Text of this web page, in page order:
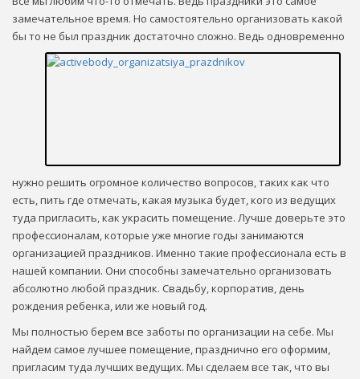
замечательное время. Но самостоятельно организовать какой
бы то не был праздник достаточно сложно. Ведь одновременно
нужно решить огромное количество вопросов, таких как что
есть, пить где отмечать, какая музыка будет, кого из ведущих
туда пригласить, как украсить помещение. Лучше доверьте это
профессионалам, которые уже многие годы занимаются
организацией праздников. Именно такие профессионала есть в
нашей компании. Они способны замечательно организовать
абсолютно любой праздник. Свадьбу, корпоратив, день
рождения ребенка, или же новый год.
Мы полностью берем все заботы по организации на себе. Мы
найдем самое лучшее помещение, празднично его оформим,
пригласим туда лучших ведущих. Мы сделаем все так, что вы